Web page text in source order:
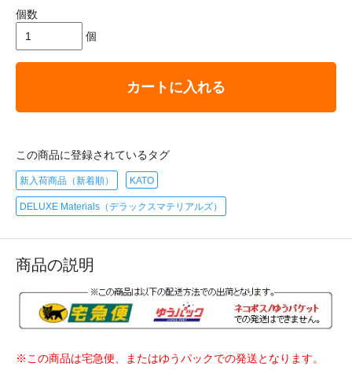
個数
個
カートに入れる
この商品に登録されているタグ
新入荷商品（新着順） KATO
DELUXE Materials（デラックスマテリアルズ）
商品の説明
※この商品は宅急便、またはゆうパックでの発送となります。